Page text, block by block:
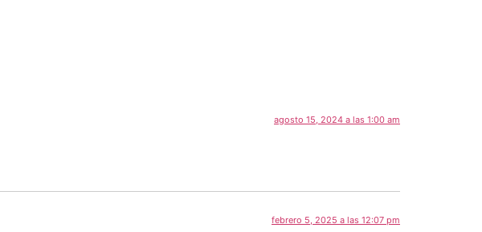
agosto 15, 2024 a las 1:00 am
febrero 5, 2025 a las 12:07 pm